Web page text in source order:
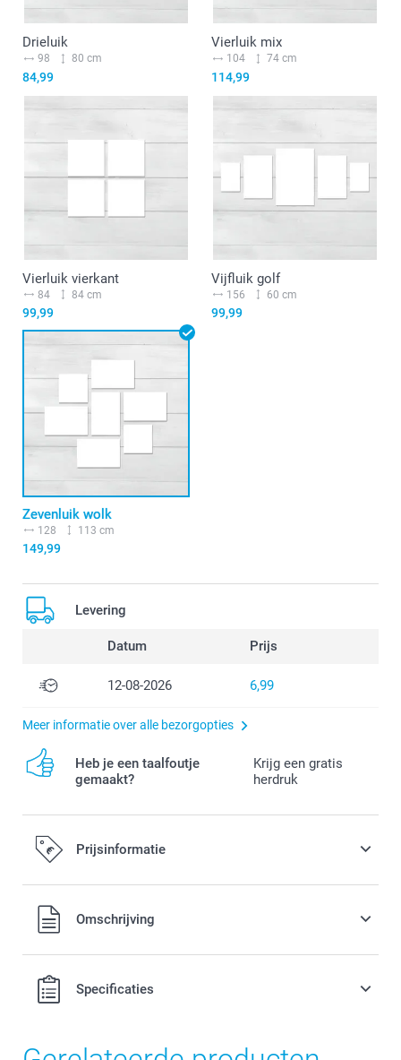
Drieluik
98 80 cm
84,99
Vierluik mix
104 74 cm
114,99
Vierluik vierkant
84 84 cm
99,99
Vijfluik golf
156 60 cm
99,99
Zevenluik wolk
128 113 cm
149,99
Levering
Datum Prijs
12-08-2026 6,99
Meer informatie over alle bezorgopties
Heb je een taalfoutje
gemaakt?
Krijg een gratis
herdruk
Prijsinformatie
Alle prijzen zijn in EURO (€) inclusief BTW en exclusief
verzendkosten.Omschrijving
Specificaties